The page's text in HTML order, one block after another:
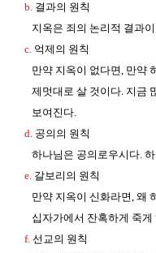
b. 결과의 원칙
지옥은 죄의 논리적 결과이다.
c. 억제의 원칙
만약 지옥이 없다면, 만약 하
제멋대로 살 것이다. 지금 많
보여진다.
d. 공의의 원칙
하나님은 공의로우시다. 하나
e. 갈보리의 원칙
만약 지옥이 신화라면, 왜 하
십자가에서 잔혹하게 죽게
f. 선교의 원칙